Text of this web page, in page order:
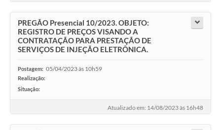
PREGÃO Presencial 10/2023. OBJETO:
REGISTRO DE PREÇOS VISANDO A
CONTRATAÇÃO PARA PRESTAÇÃO DE
SERVIÇOS DE INJEÇÃO ELETRÔNICA.
Postagem: 05/04/2023 às 10h59
Realização:
Situação:
Atualizado em: 14/08/2023 às 16h48